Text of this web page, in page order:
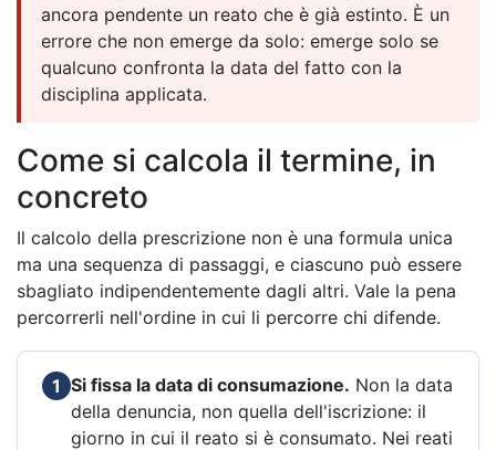
ancora pendente un reato che è già estinto. È un
errore che non emerge da solo: emerge solo se
qualcuno confronta la data del fatto con la
disciplina applicata.
Come si calcola il termine, in
concreto
Il calcolo della prescrizione non è una formula unica
ma una sequenza di passaggi, e ciascuno può essere
sbagliato indipendentemente dagli altri. Vale la pena
percorrerli nell'ordine in cui li percorre chi difende.
1 Si fissa la data di consumazione. Non la data
della denuncia, non quella dell'iscrizione: il
giorno in cui il reato si è consumato. Nei reati